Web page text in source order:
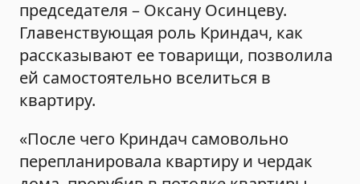
председателя – Оксану Осинцеву.
Главенствующая роль Криндач, как
рассказывают ее товарищи, позволила
ей самостоятельно вселиться в
квартиру.
«После чего Криндач самовольно
перепланировала квартиру и чердак